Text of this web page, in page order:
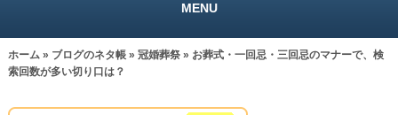
MENU
ホーム» ブログのネタ帳» 冠婚葬祭» お葬式・一回忌・三回忌のマナーで、検
索回数が多い切り口は？